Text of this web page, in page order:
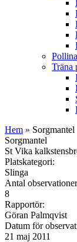
Träna
Hem » Sorgmantel
Sorgmantel
St Vika
Platskategori:
Slinga
Antal
8
Rapportör:
Göran Palmqvist
Datum för
21 maj 2011